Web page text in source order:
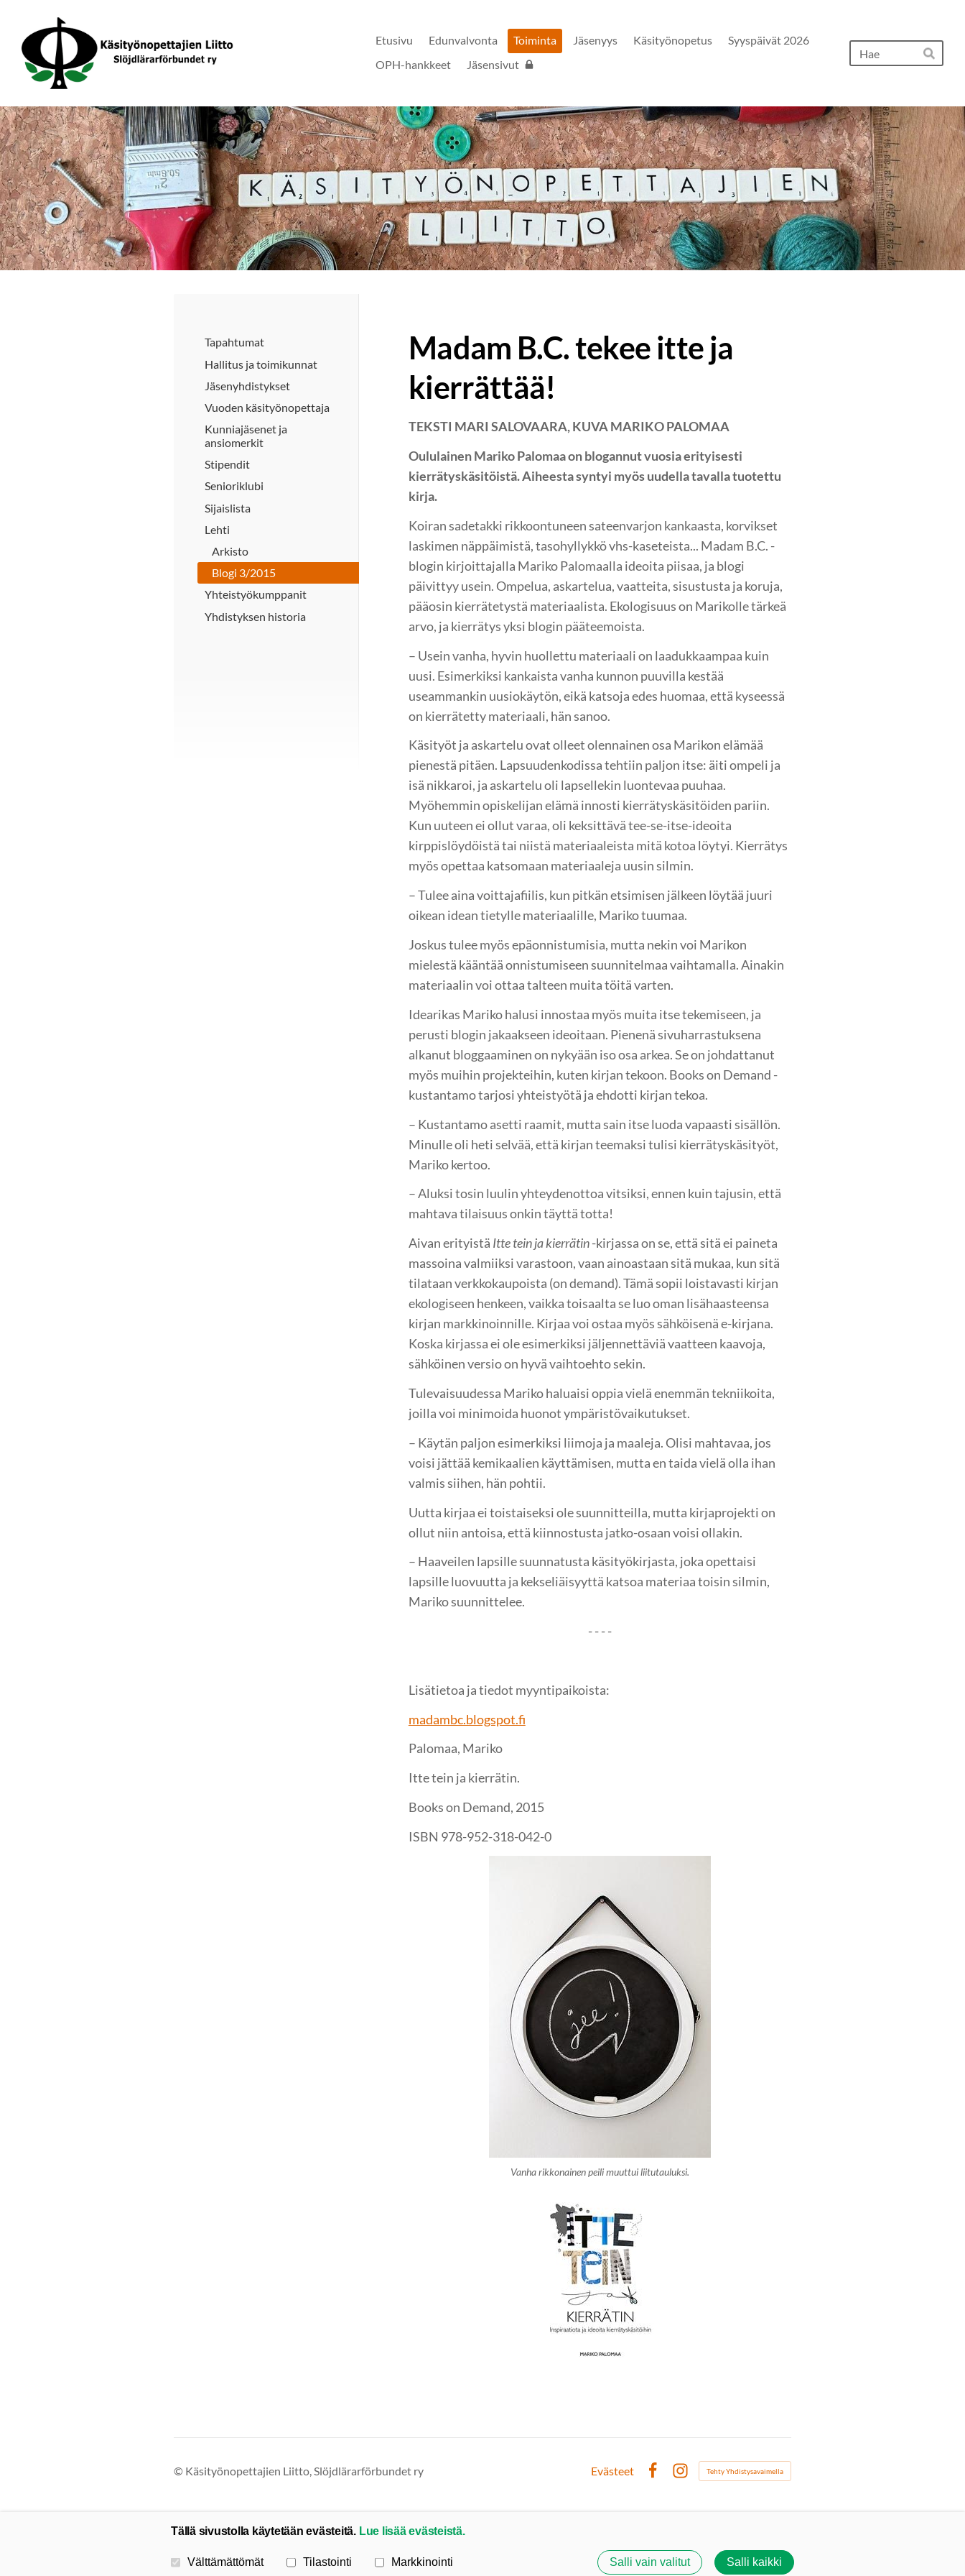
sivun
sisältöön
Käsityönopettajien Liitto
Etusivu Edunvalvonta Toiminta Jäsenyys Käsityönopetus
Syyspäivät 2026
OPH-hankkeet
Jäsensivut Hae
Tapahtumat
Hallitus ja toimikunnat
Jäsenyhdistykset
Vuoden käsityönopettaja
Kunniajäsenet ja
ansiomerkit
Stipendit
Senioriklubi
Sijaislista
Lehti
Arkisto
Blogi 3/2015
Yhteistyökumppanit
Yhdistyksen historia
Madam B.C. tekee itte ja
kierrättää!
TEKSTI MARI SALOVAARA, KUVA MARIKO PALOMAA
Oululainen Mariko Palomaa on blogannut vuosia erityisesti
kierrätyskäsitöistä. Aiheesta syntyi myös uudella tavalla tuotettu
kirja.
Koiran sadetakki rikkoontuneen sateenvarjon kankaasta, korvikset
laskimen näppäimistä, tasohyllykkö vhs-kaseteista... Madam B.C. -
blogin kirjoittajalla Mariko Palomaalla ideoita piisaa, ja blogi
päivittyy usein. Ompelua, askartelua, vaatteita, sisustusta ja koruja,
pääosin kierrätetystä materiaalista. Ekologisuus on Marikolle tärkeä
arvo, ja kierrätys yksi blogin pääteemoista.
– Usein vanha, hyvin huollettu materiaali on laadukkaampaa kuin
uusi. Esimerkiksi kankaista vanha kunnon puuvilla kestää
useammankin uusiokäytön, eikä katsoja edes huomaa, että kyseessä
on kierrätetty materiaali, hän sanoo.
Käsityöt ja askartelu ovat olleet olennainen osa Marikon elämää
pienestä pitäen. Lapsuudenkodissa tehtiin paljon itse: äiti ompeli ja
isä nikkaroi, ja askartelu oli lapsellekin luontevaa puuhaa.
Myöhemmin opiskelijan elämä innosti kierrätyskäsitöiden pariin.
Kun uuteen ei ollut varaa, oli keksittävä tee-se-itse-ideoita
kirppislöydöistä tai niistä materiaaleista mitä kotoa löytyi. Kierrätys
myös opettaa katsomaan materiaaleja uusin silmin.
– Tulee aina voittajafiilis, kun pitkän etsimisen jälkeen löytää juuri
oikean idean tietylle materiaalille, Mariko tuumaa.
Joskus tulee myös epäonnistumisia, mutta nekin voi Marikon
mielestä kääntää onnistumiseen suunnitelmaa vaihtamalla. Ainakin
materiaalin voi ottaa talteen muita töitä varten.
Idearikas Mariko halusi innostaa myös muita itse tekemiseen, ja
perusti blogin jakaakseen ideoitaan. Pienenä sivuharrastuksena
alkanut bloggaaminen on nykyään iso osa arkea. Se on johdattanut
myös muihin projekteihin, kuten kirjan tekoon. Books on Demand -
kustantamo tarjosi yhteistyötä ja ehdotti kirjan tekoa.
– Kustantamo asetti raamit, mutta sain itse luoda vapaasti sisällön.
Minulle oli heti selvää, että kirjan teemaksi tulisi kierrätyskäsityöt,
Mariko kertoo.
– Aluksi tosin luulin yhteydenottoa vitsiksi, ennen kuin tajusin, että
mahtava tilaisuus onkin täyttä totta!
Aivan erityistä Itte tein ja kierrätin-kirjassa on se, että sitä ei paineta
massoina valmiiksi varastoon, vaan ainoastaan sitä mukaa, kun sitä
tilataan verkkokaupoista (on demand). Tämä sopii loistavasti kirjan
ekologiseen henkeen, vaikka toisaalta se luo oman lisähaasteensa
kirjan markkinoinnille. Kirjaa voi ostaa myös sähköisenä e-kirjana.
Koska kirjassa ei ole esimerkiksi jäljennettäviä vaatteen kaavoja,
sähköinen versio on hyvä vaihtoehto sekin.
Tulevaisuudessa Mariko haluaisi oppia vielä enemmän tekniikoita,
joilla voi minimoida huonot ympäristövaikutukset.
– Käytän paljon esimerkiksi liimoja ja maaleja. Olisi mahtavaa, jos
voisi jättää kemikaalien käyttämisen, mutta en taida vielä olla ihan
valmis siihen, hän pohtii.
Uutta kirjaa ei toistaiseksi ole suunnitteilla, mutta kirjaprojekti on
ollut niin antoisa, että kiinnostusta jatko-osaan voisi ollakin.
– Haaveilen lapsille suunnatusta käsityökirjasta, joka opettaisi
lapsille luovuutta ja kekseliäisyyttä katsoa materiaa toisin silmin,
Mariko suunnittelee.
- - - -
Lisätietoa ja tiedot myyntipaikoista:
madambc.blogspot.fi
Palomaa, Mariko
Itte tein ja kierrätin.
Books on Demand, 2015
ISBN 978-952-318-042-0
Vanha rikkonainen peili muuttui liitutauluksi.
© Käsityönopettajien Liitto, Slöjdlärarförbundet ry
Evästeet
Instagram
Tehty Yhdistysavaimella
Tällä sivustolla käytetään evästeitä. Lue lisää evästeistä.
Valitse käytettävät evästeet
Välttämättömät Tilastointi Markkinointi Salli vain valitut Salli kaikki